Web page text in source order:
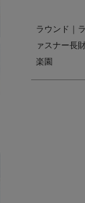
ラウンド｜
ァスナー長
楽園